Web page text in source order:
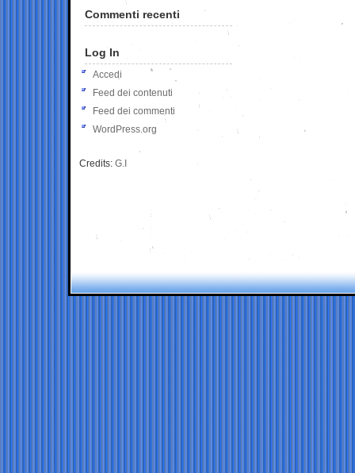
Commenti recenti
Log In
Accedi
Feed dei contenuti
Feed dei commenti
WordPress.org
Credits: G.I